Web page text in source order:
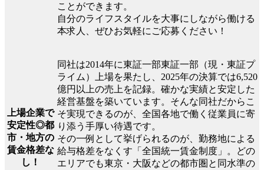
ことができます。
自分のライフスタイルを大事にしながら働ける
本求人、ぜひお気軽にご応募ください！
上場企業で
安定性◎都
市・地方の
賃金格差な
し！
同社は2014年に東証一部東証一部（現・東証プ
ライム）上場を果たし、2025年の決算では6,520
億円以上の売上を記録。確かな実績と安定した
経営基盤を築いています。そんな同社だからこ
そ実現できるのが、全国各地で働く従業員に寄
り添う手厚い待遇です。
その一例として挙げられるのが、勤務地による
給与格差をなくす「全国統一賃金制度」。どの
エリアでも東京・大阪などの都市圏と同水準の